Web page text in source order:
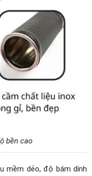
bền cao
mềm dẻo, độ bám dính